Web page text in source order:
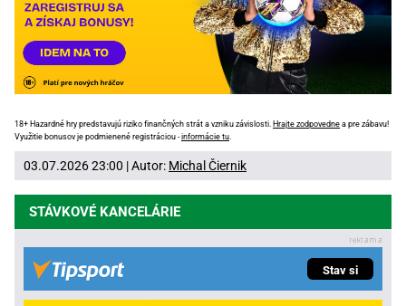
18+ Hazardné hry predstavujú riziko finančných strát a vzniku závislosti. Hrajte zodpovedne a pre zábavu!
Využitie bonusov je podmienené registráciou -informácie tu.
03.07.2026 23:00 | Autor: Michal Čiernik
STÁVKOVÉ KANCELÁRIE
Stav si